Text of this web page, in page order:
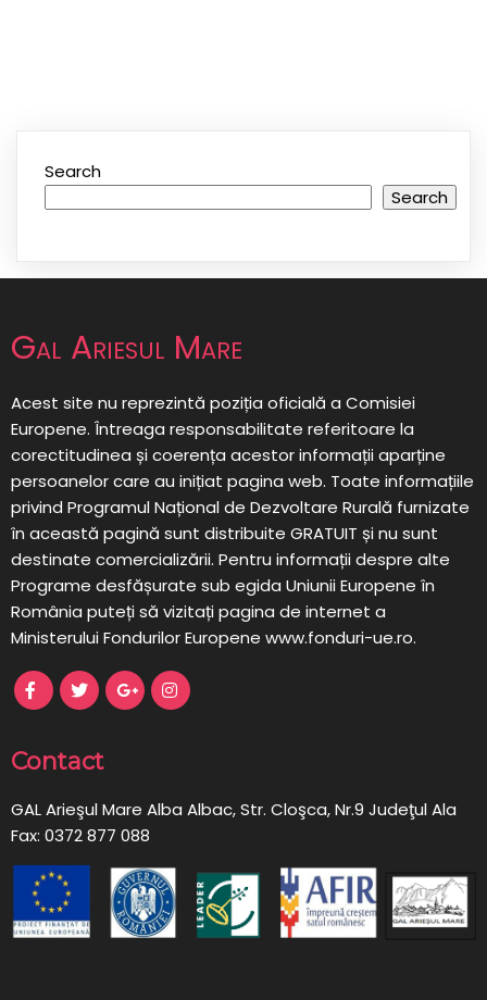
Search
Search
Gal Ariesul Mare
Acest site nu reprezintă poziția oficială a Comisiei
Europene. Întreaga responsabilitate referitoare la
corectitudinea și coerența acestor informații aparține
persoanelor care au inițiat pagina web. Toate informațiile
privind Programul Național de Dezvoltare Rurală furnizate
în această pagină sunt distribuite GRATUIT și nu sunt
destinate comercializării. Pentru informații despre alte
Programe desfășurate sub egida Uniunii Europene în
România puteți să vizitați pagina de internet a
Ministerului Fondurilor Europene www.fonduri-ue.ro.
Contact
GAL Arieşul Mare Alba Albac, Str. Cloşca, Nr.9 Judeţul Ala
Fax: 0372 877 088